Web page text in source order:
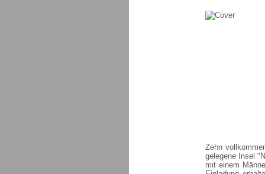
Zehn
gelegene Insel
mit einem